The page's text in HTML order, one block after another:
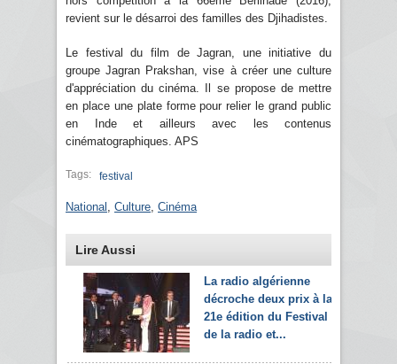
revient sur le désarroi des familles des Djihadistes.
Le festival du film de Jagran, une initiative du
groupe Jagran Prakshan, vise à créer une culture
d'appréciation du cinéma. Il se propose de mettre
en place une plate forme pour relier le grand public
en Inde et ailleurs avec les contenus
cinématographiques. APS
Tags: festival
National Culture Cinéma
Lire Aussi
La radio algérienne
décroche deux prix à la
21e édition du Festival
de la radio et...